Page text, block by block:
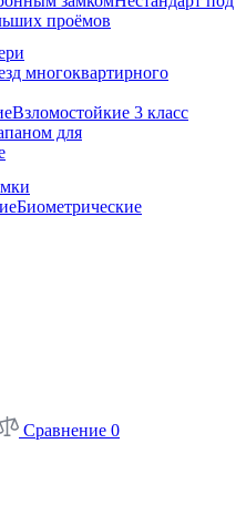
проёмов
многоквартирного
Взломостойкие 3 класс
для
Биометрические
Сравнение 0